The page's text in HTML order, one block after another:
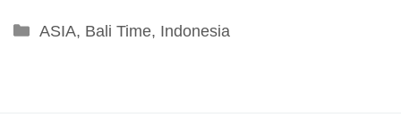
Categorías
ASIA, Bali Time, Indonesia